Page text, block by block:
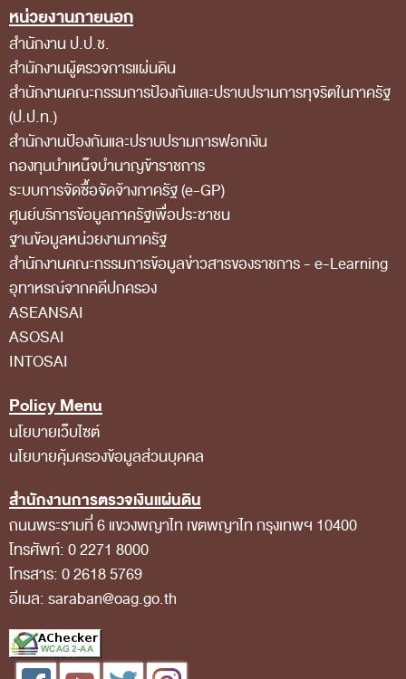
โครงสร้างคณะกรรมการตรวจสอบ
เอกสารที่เกี่ยวข้องกับคณะกรรมการตรวจสอบ
คณะกรรมการมาตรฐานจริยธรรมของเจ้าหน้าที่และ
บุคลากรอื่น
โครงสร้างคณะกรรมการ
เอกสารที่เกี่ยวข้อง
ตราสัญลักษณ์ สตง.
ผลการตรวจสอบ
ผลการตรวจสอบที่สำคัญ
สถิติการตรวจสอบรายงานการเงิน
ข้อมูลสาธารณะ
ข่าวสารการจัดซื้อจัดจ้างของ สตง.
แผนการจัดซื้อจัดจ้าง
ประกาศประกวดราคา/ราคากลาง/ขายพัสดุเสื่อม
สภาพ
สรุปผลการจัดซื้อจัดจ้าง
ข้อมูลสาระสำคัญในสัญญา
การรายงานผลการจัดซื้อจัดจ้าง หรือการจัดการ
พัสดุ
การประเมิน ITA
ศูนย์ข้อมูลข่าวสารของราชการ
หน่วยงานภายนอก
สำนักงาน ป.ป.ช.
สำนักงานผู้ตรวจการแผ่นดิน
สำนักงานคณะกรรมการป้องกันและปราบปรามการทุจริตในภาครัฐ
(ป.ป.ท.)
สำนักงานป้องกันและปราบปรามการฟอกเงิน
กองทุนบำเหน็จบำนาญข้าราชการ
ระบบการจัดซื้อจัดจ้างภาครัฐ (e-GP)
ศูนย์บริการข้อมูลภาครัฐเพื่อประชาชน
ฐานข้อมูลหน่วยงานภาครัฐ
สํานักงานคณะกรรมการข้อมูลข่าวสารของราชการ - e-Learning
อุทาหรณ์จากคดีปกครอง
ASEANSAI
ASOSAI
INTOSAI
Policy Menu
นโยบายเว็บไซต์
นโยบายคุ้มครองข้อมูลส่วนบุคคล
สำนักงานการตรวจเงินแผ่นดิน
ถนนพระรามที่ 6 แขวงพญาไท เขตพญาไท กรุงเทพฯ 10400
โทรศัพท์: 0 2271 8000
โทรสาร: 0 2618 5769
อีเมล: saraban@oag.go.th